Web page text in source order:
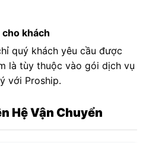
khách
quý khách yêu cầu được
là tùy thuộc vào gói dịch vụ
với Proship.
Hệ Vận Chuyển